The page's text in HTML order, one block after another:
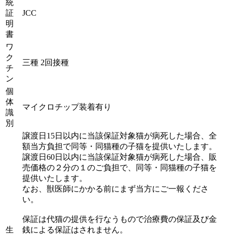
統
証
明
書
JCC
ワ
ク
チ
ン
三種 2回接種
個
体
識
別
マイクロチップ装着有り
生
譲渡日15日以内に当該保証対象猫が病死した場合、全
額当方負担で同等・同猫種の子猫を提供いたします。
譲渡日60日以内に当該保証対象猫が病死した場合、販
売価格の２分の１のご負担で、同等・同猫種の子猫を
提供いたします。
なお、獣医師にかかる前にまず当方にご一報くださ
い。
保証は代猫の提供を行なうもので治療費の保証及び金
銭による保証はされません。